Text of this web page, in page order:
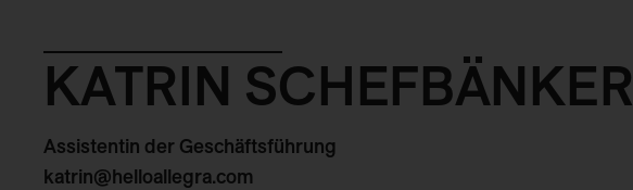
KATRIN SCHEFBÄNKER
Assistentin der Geschäftsführung
katrin@helloallegra.com